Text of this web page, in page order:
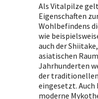
Als Vitalpilze
Eigenschaften
Wohlbefindens
wie
auch der
asiatischen
Jahrhunderten
der
eingesetzt. Auch
moderne